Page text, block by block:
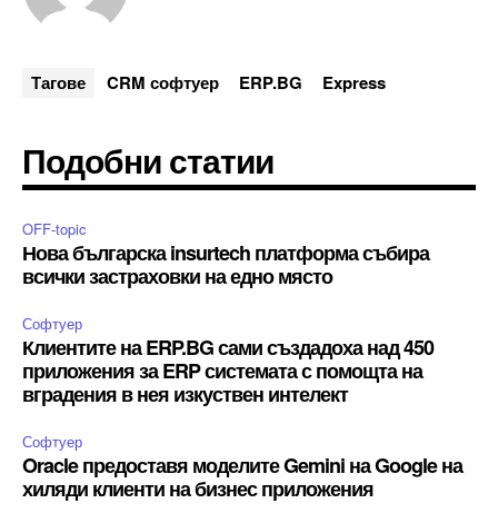
Тагове CRM софтуер ERP.BG Express
Подобни статии
OFF-topic
Нова българска insurtech платформа събира
всички застраховки на едно място
Софтуер
Клиентите на ERP.BG сами създадоха над 450
приложения за ERP системата с помощта на
вградения в нея изкуствен интелект
Софтуер
Oracle предоставя моделите Gemini на Google на
хиляди клиенти на бизнес приложения